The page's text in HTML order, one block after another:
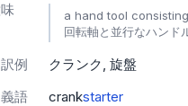
a hand tool
回転軸と並行なハンド
例 クランク 旋盤
語
crankstarter